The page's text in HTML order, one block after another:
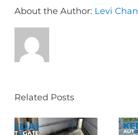
About the Author: Levi Chan
Related Posts